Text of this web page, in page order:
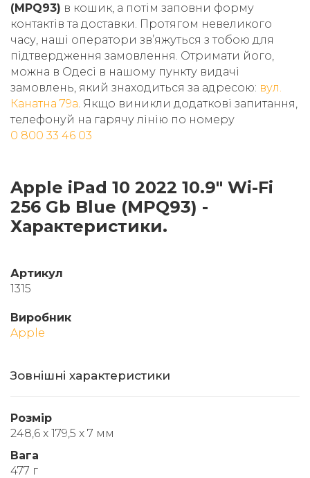
(MPQ93) в кошик, а потім заповни форму
контактів та доставки. Протягом невеликого
часу, наші оператори звʼяжуться з тобою для
підтвердження замовлення. Отримати його,
можна в Одесі в нашому пункту видачі
замовлень, який знаходиться за адресою: вул.
Канатна 79а . Якщо виникли додаткові запитання,
телефонуй на гарячу лінію по номеру
0 800 33 46 03
Apple iPad 10 2022 10.9" Wi-Fi
256 Gb Blue (MPQ93) -
Характеристики.
Артикул
1315
Виробник
Apple
Зовнішні характеристики
Розмір
248,6 x 179,5 x 7 мм
Вага
477 г